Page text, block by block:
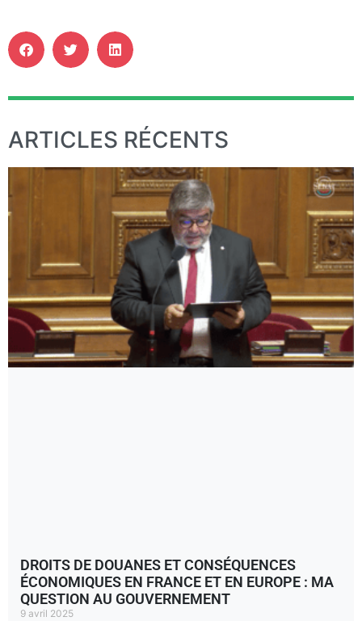
ARTICLES RÉCENTS
DROITS DE DOUANES ET CONSÉQUENCES
ÉCONOMIQUES EN FRANCE ET EN EUROPE : MA
QUESTION AU GOUVERNEMENT
9 avril 2025